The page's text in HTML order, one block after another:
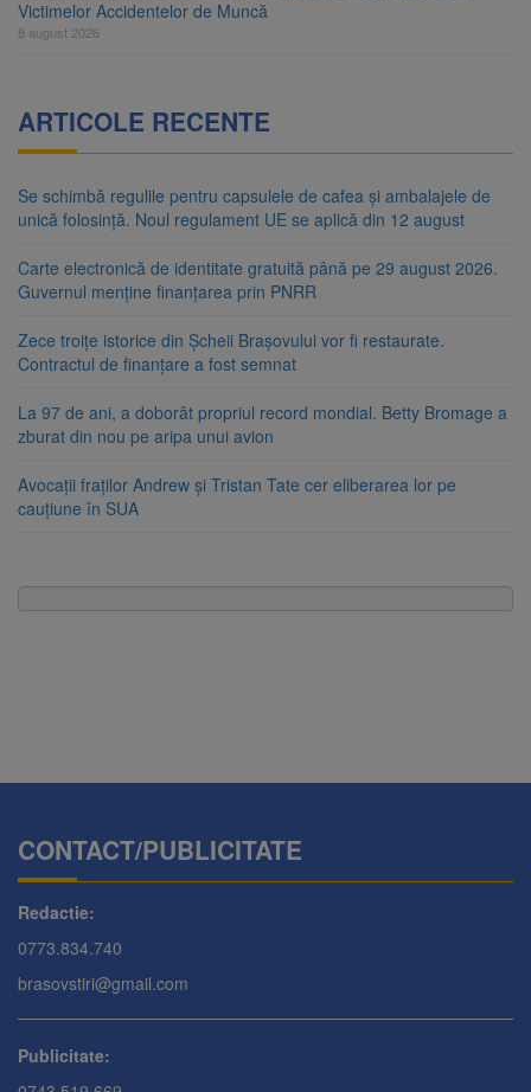
Victimelor Accidentelor de Muncă
8 august 2026
ARTICOLE RECENTE
Se schimbă regulile pentru capsulele de cafea și ambalajele de
unică folosință. Noul regulament UE se aplică din 12 august
Carte electronică de identitate gratuită până pe 29 august 2026.
Guvernul menține finanțarea prin PNRR
Zece troițe istorice din Șcheii Brașovului vor fi restaurate.
Contractul de finanțare a fost semnat
La 97 de ani, a doborât propriul record mondial. Betty Bromage a
zburat din nou pe aripa unui avion
Avocații fraților Andrew și Tristan Tate cer eliberarea lor pe
cauțiune în SUA
CONTACT/PUBLICITATE
Redactie:
0773.834.740
brasovstiri@gmail.com
Publicitate: